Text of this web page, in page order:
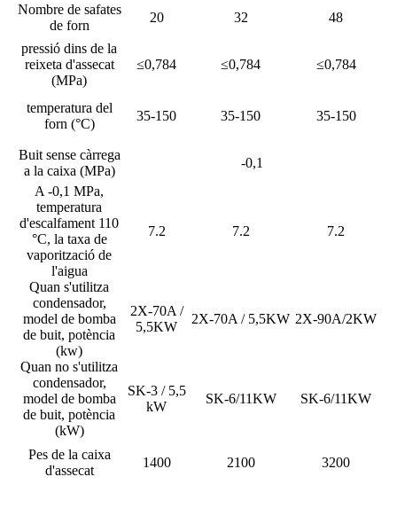
Nombre de safates
de forn
20 32 48
pressió dins de la
reixeta d'assecat
(MPa)
≤0,784 ≤0,784 ≤0,784
temperatura del
forn (°C)
35-150 35-150 35-150
Buit sense càrrega
a la caixa (MPa)
-0,1
A -0,1 MPa,
temperatura
d'escalfament 110
°C, la taxa de
vaporització de
l'aigua
7.2 7.2 7.2
Quan s'utilitza
condensador,
model de bomba
de buit, potència
(kw)
2X-70A /
5,5KW
2X-70A / 5,5KW 2X-90A/2KW
Quan no s'utilitza
condensador,
model de bomba
de buit, potència
(kW)
SK-3 / 5,5
kW
SK-6/11KW SK-6/11KW
Pes de la caixa
d'assecat
1400 2100 3200